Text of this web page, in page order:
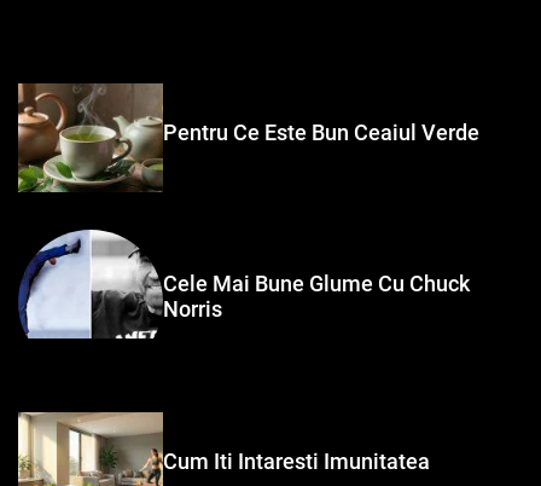
Pentru Ce Este Bun Ceaiul Verde
Cele Mai Bune Glume Cu Chuck
Norris
Cum Iti Intaresti Imunitatea